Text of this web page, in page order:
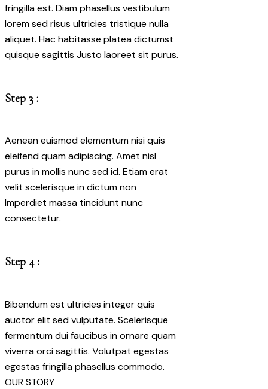
fringilla est. Diam phasellus vestibulum
lorem sed risus ultricies tristique nulla
aliquet. Hac habitasse platea dictumst
quisque sagittis Justo laoreet sit purus.
Step 3 :
Aenean euismod elementum nisi quis
eleifend quam adipiscing. Amet nisl
purus in mollis nunc sed id. Etiam erat
velit scelerisque in dictum non
Imperdiet massa tincidunt nunc
consectetur.
Step 4 :
Bibendum est ultricies integer quis
auctor elit sed vulputate. Scelerisque
fermentum dui faucibus in ornare quam
viverra orci sagittis. Volutpat egestas
egestas fringilla phasellus commodo.
OUR STORY